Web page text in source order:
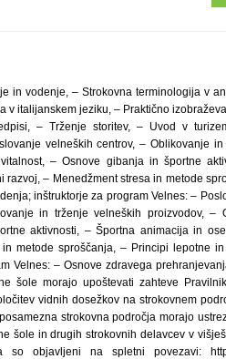
in vodenje, – Strokovna terminologija v
italijanskem jeziku, – Praktično
– Trženje storitev, – Uvod v
velneških centrov, – Oblikovanje
– Osnove gibanja in športne
– Menedžment stresa in metode
inštruktorje za program Velnes: –
in trženje velneških proizvodov, –
aktivnosti, – Športna animacija in
metode sproščanja, – Principi lepotne
Velnes: – Osnove zdravega
šole morajo upoštevati zahteve
vidnih dosežkov na strokovnem
strokovna področja morajo
šole in drugih strokovnih delavcev v
objavljeni na spletni povezavi: